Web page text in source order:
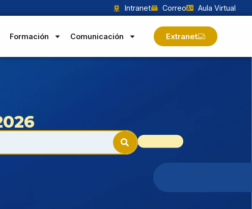
Intranet Correo Aula Virtual
Formación Comunicación Extranet